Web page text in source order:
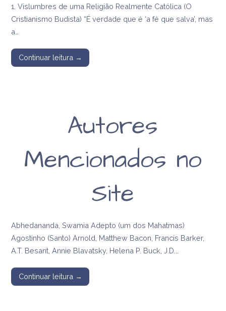
1. Vislumbres de uma Religião Realmente Católica (O
Cristianismo Budista) “É verdade que é ‘a fé que salva’, mas
a…
Continuar leitura →
Autores
Mencionados no
Site
Abhedananda, Swamia Adepto (um dos Mahatmas)
Agostinho (Santo) Arnold, Matthew Bacon, Francis Barker,
A.T. Besant, Annie Blavatsky, Helena P. Buck, J.D.…
Continuar leitura →